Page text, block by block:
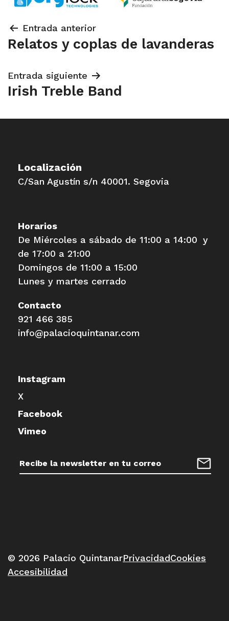
Navegación
de
entradas
Entrada anterior
Relatos y coplas de lavanderas
Entrada siguiente
Irish Treble Band
Localización
C/San Agustín s/n 40001. Segovia
Horarios
De Miércoles a sábado de 11:00 a 14:00 y
de 17:00 a 21:00
Domingos de 11:00 a 15:00
Lunes y martes cerrado
Contacto
921 466 385
info@palacioquintanar.com
Instagram
X
Facebook
Vimeo
de
© 2026 Palacio QuintanarPrivacidadCookies
Accesibilidad